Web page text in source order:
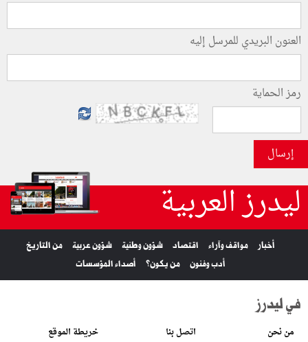
العنون البريدي للمرسل إليه
رمز الحماية
إرسال
ليدرز العربية
أخبار مواقف وآراء اقتصاد شؤون وطنية شؤون عربية
من التاريخ
أدب وفنون
من يكون؟ أصداء المؤسسات
في ليدرز
من نحن اتصل بنا خريطة الموقع